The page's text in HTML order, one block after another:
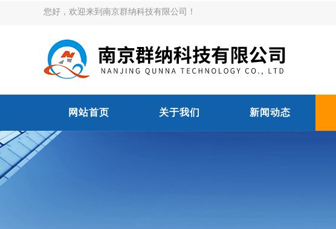
您好，欢迎来到南京群纳科技有限公司！
网站首页 关于我们 新闻动态